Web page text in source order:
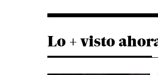
Lo + visto